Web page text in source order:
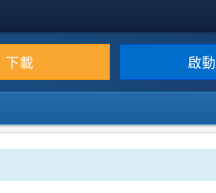
下載 啟動